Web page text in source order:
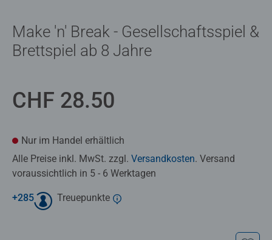
Make 'n' Break - Gesellschaftsspiel &
Brettspiel ab 8 Jahre
CHF 28.50
Nur im Handel erhältlich
Alle Preise inkl. MwSt. zzgl. Versandkosten. Versand
voraussichtlich in 5 - 6 Werktagen
+285 Treuepunkte